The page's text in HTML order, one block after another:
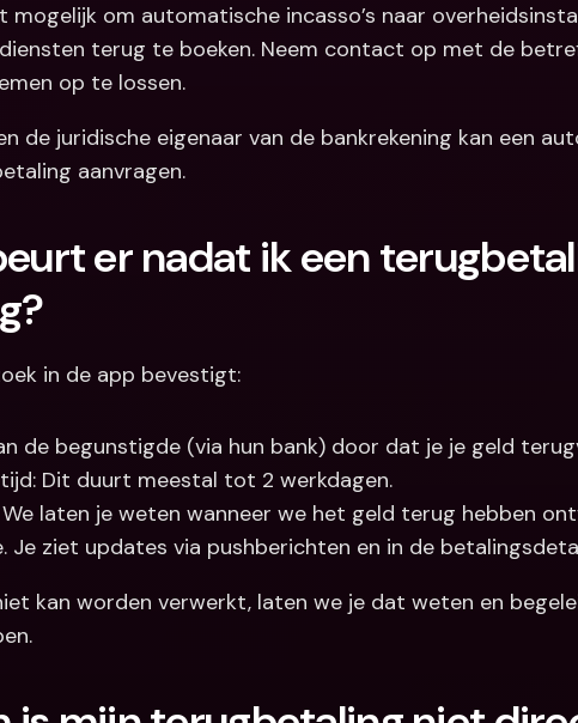
mogelijk om automatische incasso’s naar
terug te boeken. Neem contact op met de
op te lossen.
de juridische eigenaar van de bankrekening kan een
aanvragen.
er nadat ik een
in de app bevestigt:
de begunstigde (via hun bank) door dat je je geld
Dit duurt meestal tot 2 werkdagen.
laten je weten wanneer we het geld terug hebben
Je ziet updates via pushberichten en in de
kan worden verwerkt, laten we je dat weten en